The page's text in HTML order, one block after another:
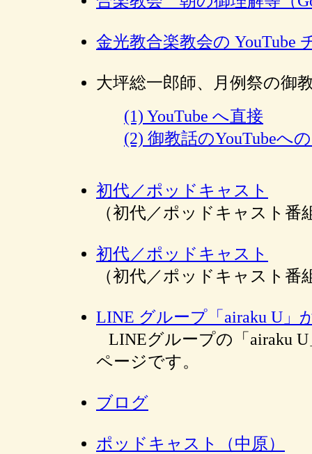
金光教合楽教会の YouTube
大坪総一郎師、月例祭の御
(1) YouTube へ直接
(2) 御教話のYouTubeへ
初代／ポッドキャスト
（初代／ポッドキャスト番
初代／ポッドキャスト
（初代／ポッドキャスト
LINE グループ「airaku U」
LINEグループの「airaku
ページです。
ブログ
ポッドキャスト（中原）